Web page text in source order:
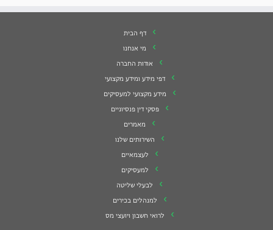
דף הבית
מי אנחנו
אודות החברה
דפי מידע ומידע מקצועי
מידע מקצועי למעסיקים
פסקי דין פנסיוניים
מאמרים
השירותים שלנו
לעצמאיים
למעסיקים
לבעלי שליטה
למנהלים בכירים
לרואי חשבון ויועצי מס